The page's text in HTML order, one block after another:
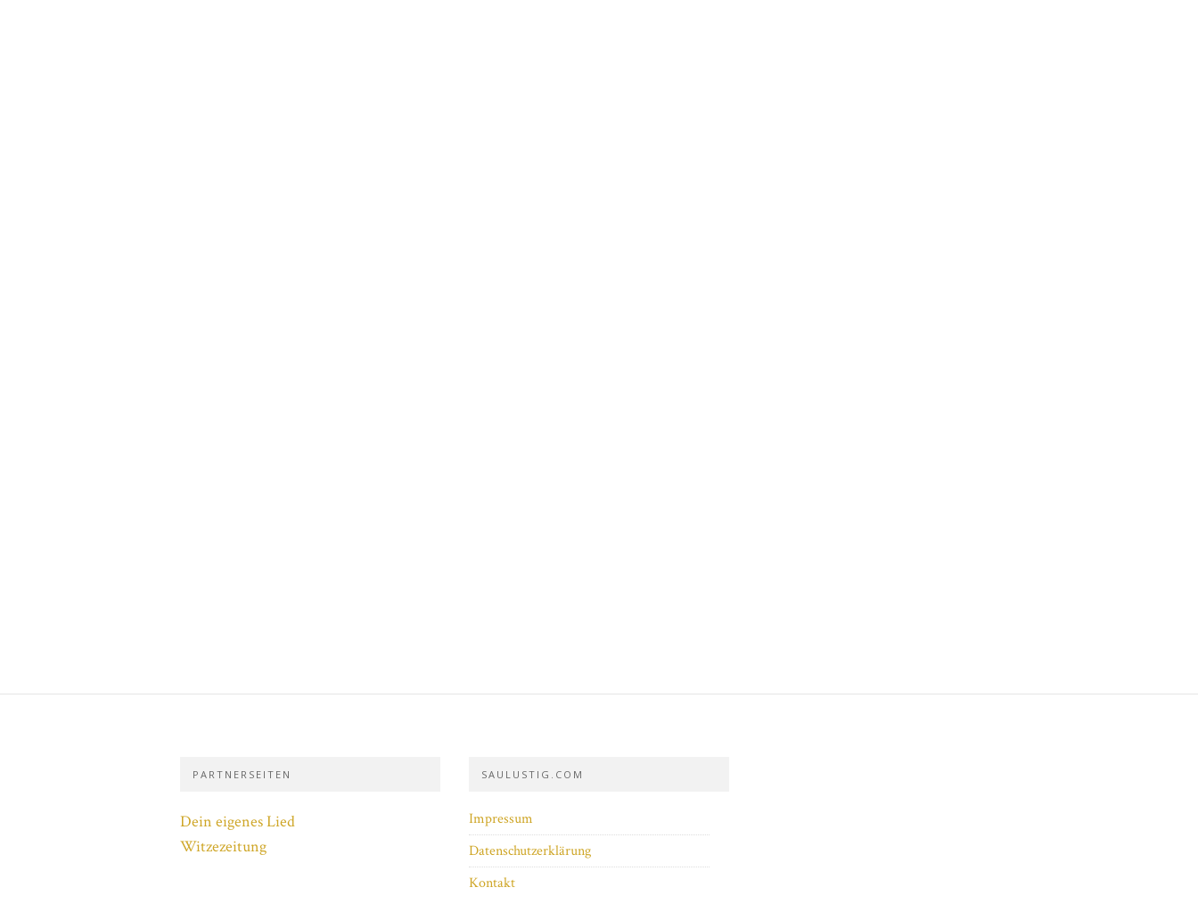
PARTNERSEITEN
Dein eigenes Lied
Witzezeitung
SAULUSTIG.COM
Impressum
Datenschutzerklärung
Kontakt